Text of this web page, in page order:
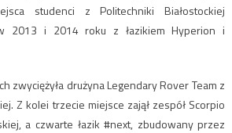
studenci z Politechniki Białostockiej
2013 i 2014 roku z łazikiem Hyperion i
zwyciężyła drużyna Legendary Rover Team z
Z kolei trzecie miejsce zajął zespół Scorpio
a czwarte łazik #next, zbudowany przez